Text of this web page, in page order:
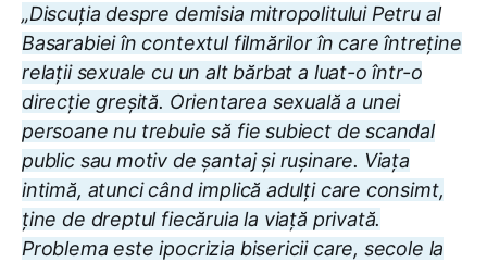
„Discuția despre demisia mitropolitului Petru al
Basarabiei în contextul filmărilor în care întreține
relații sexuale cu un alt bărbat a luat-o într-o
direcție greșită. Orientarea sexuală a unei
persoane nu trebuie să fie subiect de scandal
public sau motiv de șantaj și rușinare. Viața
intimă, atunci când implică adulți care consimt,
ține de dreptul fiecăruia la viață privată.
Problema este ipocrizia bisericii care, secole la